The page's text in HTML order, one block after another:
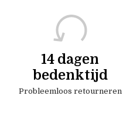
14 dagen
bedenktijd
Probleemloos retourneren